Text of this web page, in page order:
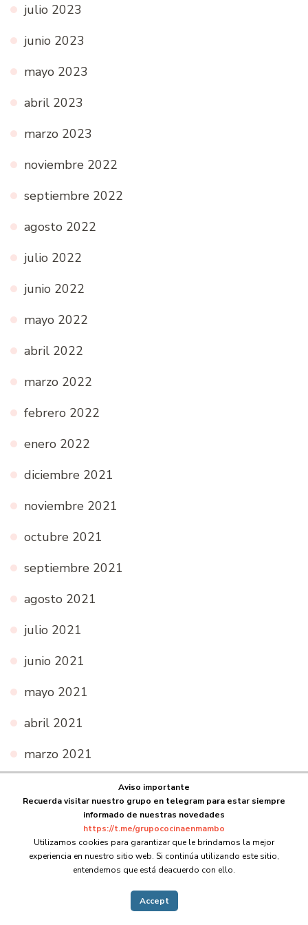
julio 2023
junio 2023
mayo 2023
abril 2023
marzo 2023
noviembre 2022
septiembre 2022
agosto 2022
julio 2022
junio 2022
mayo 2022
abril 2022
marzo 2022
febrero 2022
enero 2022
diciembre 2021
noviembre 2021
octubre 2021
septiembre 2021
agosto 2021
julio 2021
junio 2021
mayo 2021
abril 2021
marzo 2021
enero 2021
diciembre 2020
noviembre 2020
Aviso importante
Recuerda visitar nuestro grupo en telegram para estar siempre
informado de nuestras novedades
https://t.me/grupococinaenmambo
Utilizamos cookies para garantizar que le brindamos la mejor
experiencia en nuestro sitio web. Si continúa utilizando este sitio,
entendemos que está deacuerdo con ello.
Accept